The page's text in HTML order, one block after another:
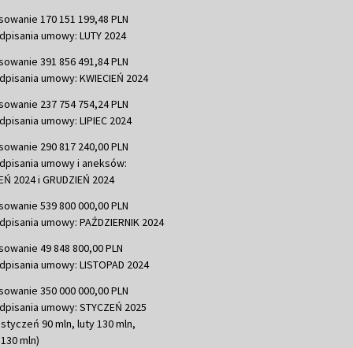
170 151 199,48 PLN
umowy: LUTY 2024
391 856 491,84 PLN
umowy: KWIECIEŃ 2024
237 754 754,24 PLN
umowy: LIPIEC 2024
290 817 240,00 PLN
umowy i aneksów:
2024 i GRUDZIEŃ 2024
539 800 000,00 PLN
umowy: PAŹDZIERNIK 2024
49 848 800,00 PLN
umowy: LISTOPAD 2024
350 000 000,00 PLN
umowy: STYCZEŃ 2025
90 mln, luty 130 mln,
mln)